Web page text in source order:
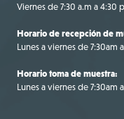
Viernes de 7:30 a.m a 4:30
Horario de recepción de
Lunes a viernes de 7:30am
Horario toma de muestra:
Lunes a viernes de